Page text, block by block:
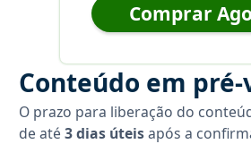
Comprar
Conteúdo em pré-
O prazo para liberação do
de até 3 dias úteisapós a